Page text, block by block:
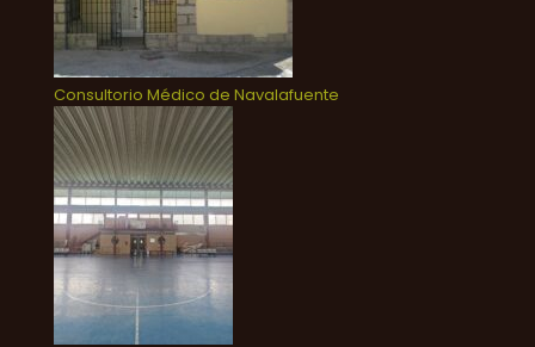
Consultorio Médico de Navalafuente